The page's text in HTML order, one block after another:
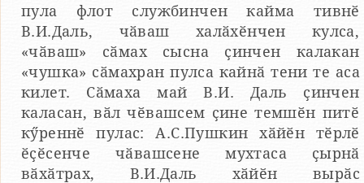
пула флот службинчен кайма тивнӗ
В.И.Даль, чӑваш халӑхӗнчен кулса,
«чӑваш» сӑмах сысна ҫинчен калакан
«чушка» сӑмахран пулса кайнӑ тени те аса
килет. Сӑмаха май В.И. Даль ҫинчен
каласан, вӑл чӗвашсем ҫине темшӗн питӗ
кӳреннӗ пулас: А.С.Пушкин хӑйӗн тӗрлӗ
ӗҫӗсенче чӑвашсене мухтаса ҫырнӑ
вӑхӑтрах, В.И.Даль хӑйӗн вырӑс